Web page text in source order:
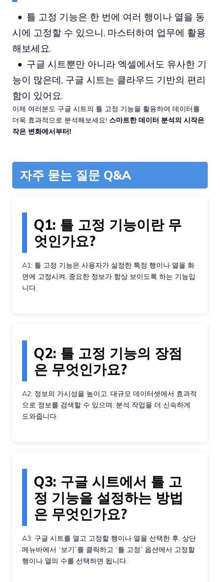
틀 고정 기능은 한 번에 여러 행이나 열을 동
시에 고정할 수 있으니, 마스터하여 업무에 활용
해보세요.
구글 시트뿐만 아니라 엑셀에서도 유사한 기
능이 많은데, 구글 시트는 클라우드 기반의 편리
함이 있어요.
이제 여러분도 구글 시트의 틀 고정 기능을 활용하여 데이터를
더욱 효과적으로 분석해보세요! 스마트한 데이터 분석의 시작은
작은 변화에서부터!
자주 묻는 질문 Q&A
Q1: 틀 고정 기능이란 무
엇인가요?
A1: 틀 고정 기능은 사용자가 설정한 특정 행이나 열을 화
면에 고정시켜, 중요한 정보가 항상 보이도록 하는 기능입
니다.
Q2: 틀 고정 기능의 장점
은 무엇인가요?
A2: 정보의 가시성을 높이고, 대규모 데이터셋에서 효과적
으로 정보를 검색할 수 있으며, 분석 작업을 더 신속하게
도와줍니다.
Q3: 구글 시트에서 틀 고
정 기능을 설정하는 방법
은 무엇인가요?
A3: 구글 시트를 열고 고정할 행이나 열을 선택한 후, 상단
메뉴바에서 “보기”를 클릭하고 “틀 고정” 옵션에서 고정할
행이나 열의 수를 선택하면 됩니다.